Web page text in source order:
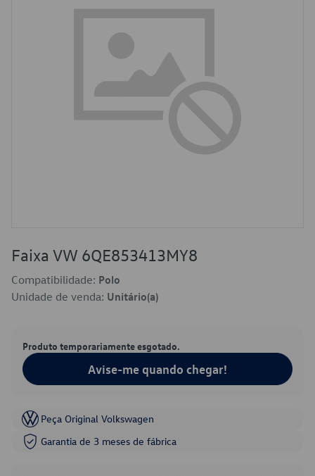
Faixa VW 6QE853413MY8
Compatibilidade: Polo
Unidade de venda: Unitário(a)
Produto temporariamente esgotado.
Avise-me quando chegar!
Peça Original Volkswagen
Garantia de 3 meses de fábrica